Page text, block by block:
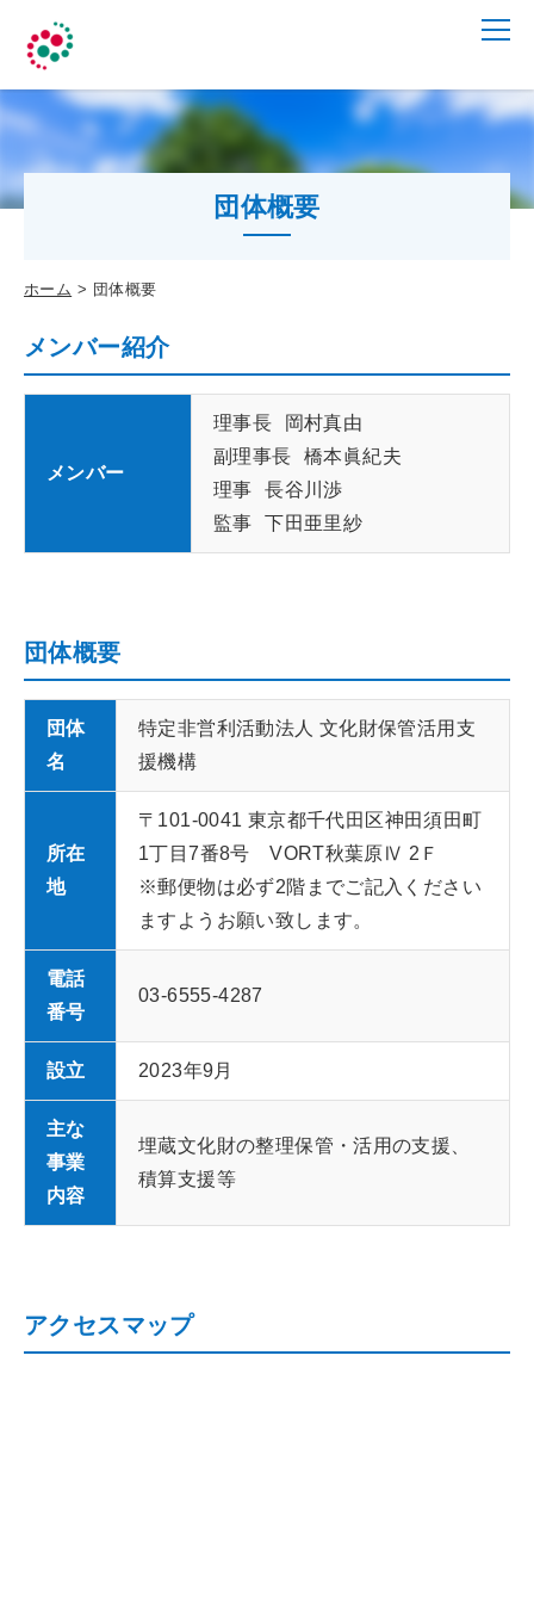
団体概要
ホーム 団体概要
メンバー紹介
メンバー
理事長 岡村真由
副理事長 橋本眞紀夫
理事 長谷川渉
監事 下田亜里紗
団体概要
団体
名
特定非営利活動法人 文化財保管活用支
援機構
所在
地
〒101-0041 東京都千代田区神田須田町
1丁目7番8号 VORT秋葉原Ⅳ 2Ｆ
※郵便物は必ず2階までご記入ください
ますようお願い致します。
電話
番号
03-6555-4287
設立 2023年9月
主な
事業
内容
埋蔵文化財の整理保管・活用の支援、
積算支援等
アクセスマップ